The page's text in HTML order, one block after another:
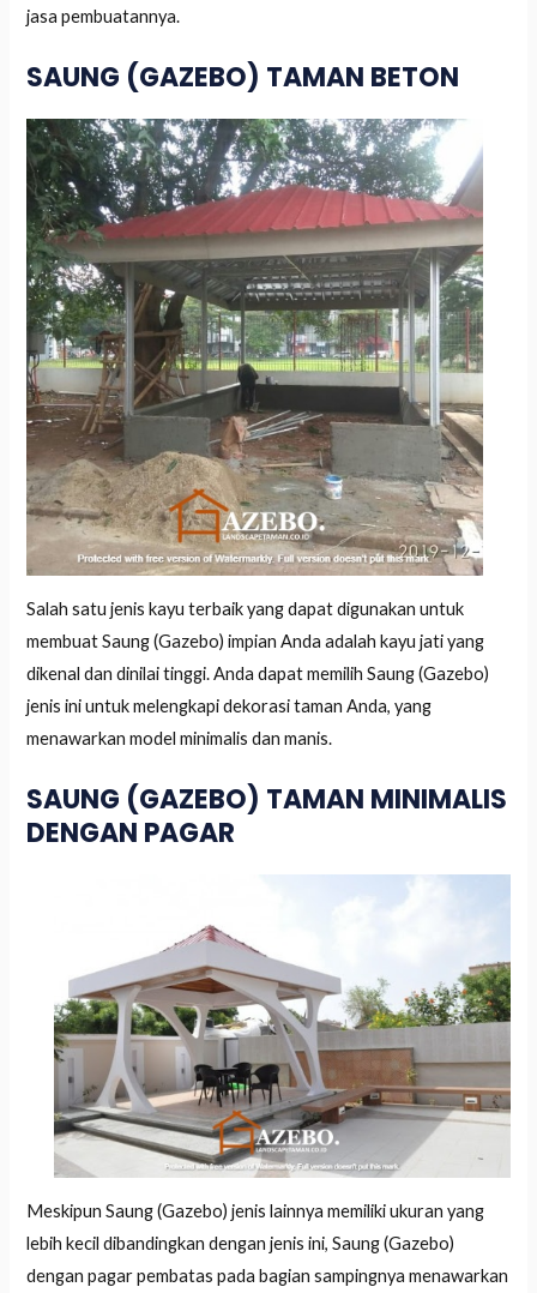
jasa pembuatannya.
SAUNG (GAZEBO) TAMAN BETON
Salah satu jenis kayu terbaik yang dapat digunakan untuk
membuat Saung (Gazebo) impian Anda adalah kayu jati yang
dikenal dan dinilai tinggi. Anda dapat memilih Saung (Gazebo)
jenis ini untuk melengkapi dekorasi taman Anda, yang
menawarkan model minimalis dan manis.
SAUNG (GAZEBO) TAMAN MINIMALIS
DENGAN PAGAR
Meskipun Saung (Gazebo) jenis lainnya memiliki ukuran yang
lebih kecil dibandingkan dengan jenis ini, Saung (Gazebo)
dengan pagar pembatas pada bagian sampingnya menawarkan